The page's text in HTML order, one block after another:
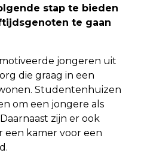
stap te bieden
te gaan
jongeren uit
die graag in een
Studentenhuizen
om een jongere als
zijn er ook
kamer voor een